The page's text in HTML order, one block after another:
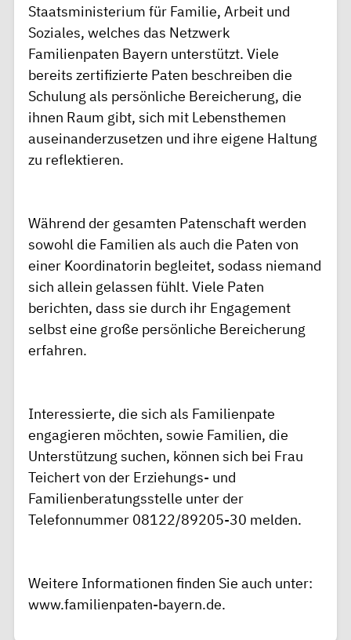
Staatsministerium für Familie, Arbeit und
Soziales, welches das Netzwerk
Familienpaten Bayern unterstützt. Viele
bereits zertifizierte Paten beschreiben die
Schulung als persönliche Bereicherung, die
ihnen Raum gibt, sich mit Lebensthemen
auseinanderzusetzen und ihre eigene Haltung
zu reflektieren.
Während der gesamten Patenschaft werden
sowohl die Familien als auch die Paten von
einer Koordinatorin begleitet, sodass niemand
sich allein gelassen fühlt. Viele Paten
berichten, dass sie durch ihr Engagement
selbst eine große persönliche Bereicherung
erfahren.
Interessierte, die sich als Familienpate
engagieren möchten, sowie Familien, die
Unterstützung suchen, können sich bei Frau
Teichert von der Erziehungs- und
Familienberatungsstelle unter der
Telefonnummer 08122/89205-30 melden.
Weitere Informationen finden Sie auch unter:
www.familienpaten-bayern.de.